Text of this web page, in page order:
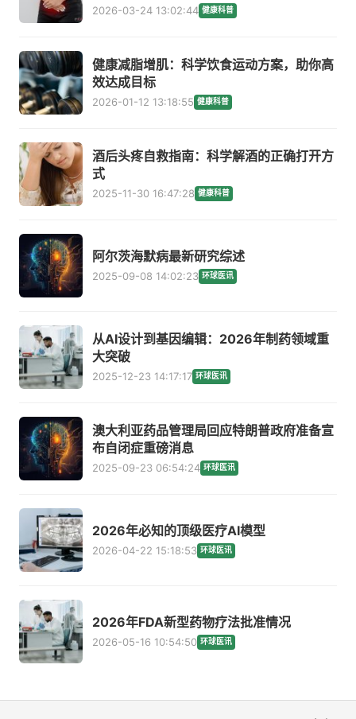
2026-03-24 13:02:44 健康科普
健康减脂增肌：科学饮食运动方案，助你高
效达成目标
2026-01-12 13:18:55 健康科普
酒后头疼自救指南：科学解酒的正确打开方
式
2025-11-30 16:47:28 健康科普
阿尔茨海默病最新研究综述
2025-09-08 14:02:23 环球医讯
从AI设计到基因编辑：2026年制药领域重
大突破
2025-12-23 14:17:17 环球医讯
澳大利亚药品管理局回应特朗普政府准备宣
布自闭症重磅消息
2025-09-23 06:54:24 环球医讯
2026年必知的顶级医疗AI模型
2026-04-22 15:18:53 环球医讯
2026年FDA新型药物疗法批准情况
2026-05-16 10:54:50 环球医讯